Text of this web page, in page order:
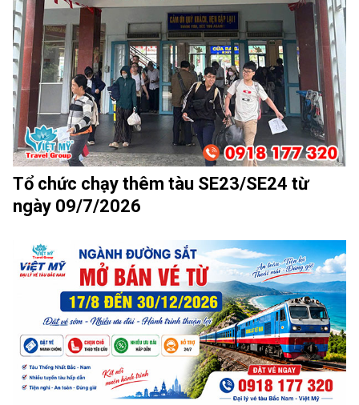
Tổ chức chạy thêm tàu SE23/SE24 từ
ngày 09/7/2026